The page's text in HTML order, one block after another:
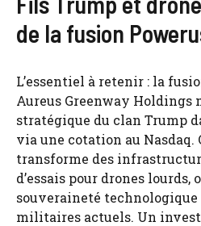
de la fusion
L’essentiel à retenir : la
Aureus Greenway Holdings
stratégique du clan Trump
via une cotation au Nasdaq.
transforme des
d’essais pour drones lourds,
souveraineté technologique
militaires actuels. Un